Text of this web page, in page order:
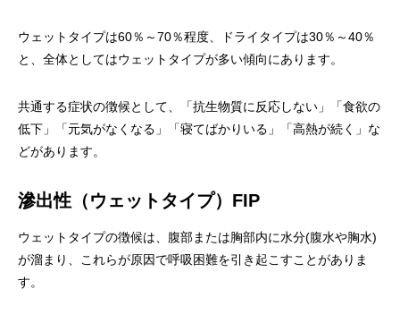
ウェットタイプは60％～70％程度、ドライタイプは30％～40％
と、全体としてはウェットタイプが多い傾向にあります。
共通する症状の徴候として、「抗生物質に反応しない」「食欲の
低下」「元気がなくなる」「寝てばかりいる」「高熱が続く」な
どがあります。
滲出性（ウェットタイプ）FIP
ウェットタイプの徴候は、腹部または胸部内に水分(腹水や胸水)
が溜まり、これらが原因で呼吸困難を引き起こすことがありま
す。